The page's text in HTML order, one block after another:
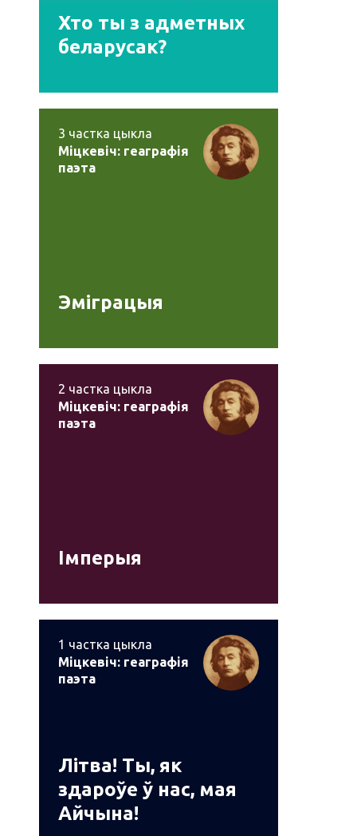
Хто ты з адметных
беларусак?
3 частка цыкла
Міцкевіч: геаграфія
паэта
Эміграцыя
2 частка цыкла
Міцкевіч: геаграфія
паэта
Імперыя
1 частка цыкла
Міцкевіч: геаграфія
паэта
Літва! Ты, як
здароўе ў нас, мая
Айчына!